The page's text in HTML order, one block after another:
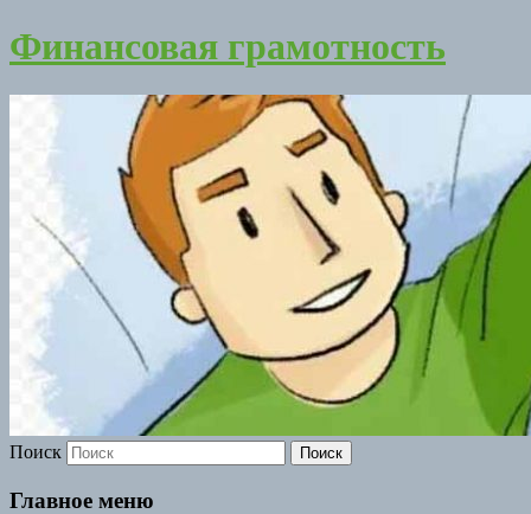
Финансовая грамотность
Поиск
Главное меню